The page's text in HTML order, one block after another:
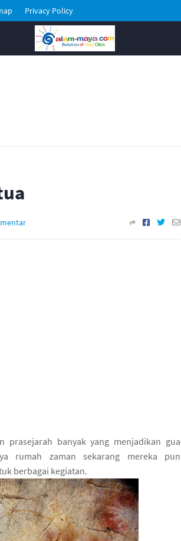
Privacy Policy
prasejarah banyak yang menjadikan gua
rumah zaman sekarang mereka pun
berbagai kegiatan.